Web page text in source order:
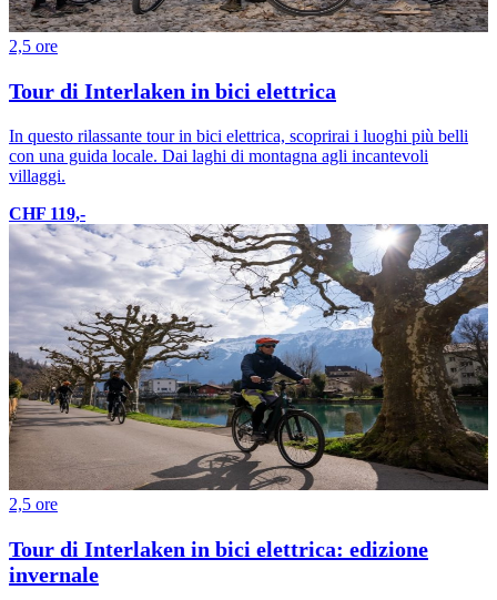
2,5 ore
Tour di Interlaken in bici elettrica
In questo rilassante tour in bici elettrica, scoprirai i luoghi più belli
con una guida locale. Dai laghi di montagna agli incantevoli
villaggi.
CHF 119,-
2,5 ore
Tour di Interlaken in bici elettrica: edizione
invernale